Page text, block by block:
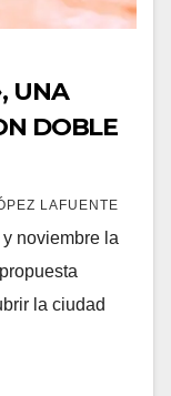
UNA
DOBLE
LAFUENTE
noviembre la
la ciudad